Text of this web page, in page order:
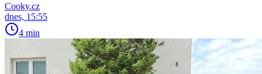
Cooky.cz
dnes, 15:55
4 min